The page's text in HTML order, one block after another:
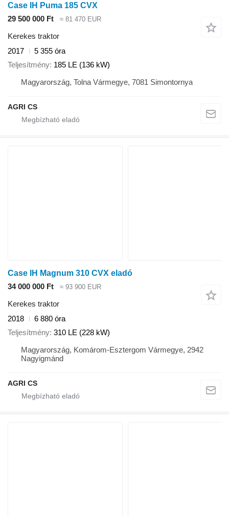
Case IH Puma 185 CVX
29 500 000 Ft
≈ 81 470 EUR
Kerekes traktor
2017
5 355 óra
Teljesítmény 185 LE (136 kW)
Magyarország, Tolna Vármegye, 7081 Simontornya
AGRI CS
Case IH Magnum 310 CVX eladó
34 000 000 Ft
≈ 93 900 EUR
Kerekes traktor
2018
6 880 óra
Teljesítmény 310 LE (228 kW)
Magyarország, Komárom-Esztergom Vármegye, 2942
Nagyigmánd
AGRI CS